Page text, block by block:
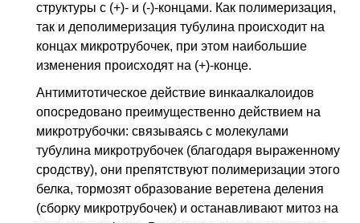
структуры с (+)- и (-)-концами. Как полимеризация,
так и деполимеризация тубулина происходит на
концах микротрубочек, при этом наибольшие
изменения происходят на (+)-конце.
Антимитотическое действие винкаалкалоидов
опосредовано преимущественно действием на
микротрубочки: связываясь с молекулами
тубулина микротрубочек (благодаря выраженному
сродству), они препятствуют полимеризации этого
белка, тормозят образование веретена деления
(сборку микротрубочек) и останавливают митоз на